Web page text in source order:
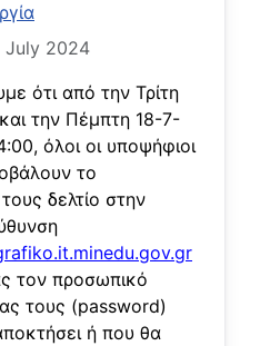
July 2024
ότι από την Τρίτη
την Πέμπτη 18-7-
όλοι οι υποψήφιοι
το
δελτίο στην
τον προσωπικό
τους (password)
ή που θα